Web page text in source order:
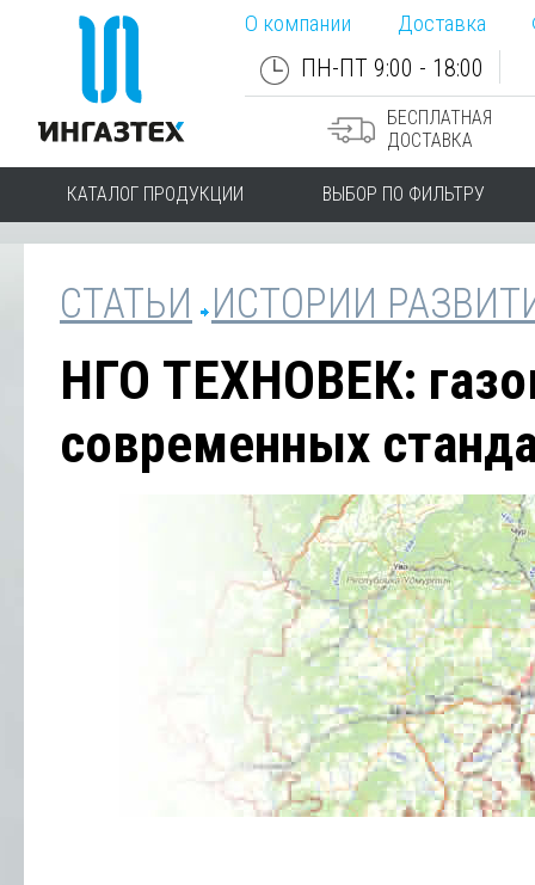
О компании Доставка
ПН-ПТ 9:00 - 18:00
БЕСПЛАТНАЯ
ДОСТАВКА
КАТАЛОГ ПРОДУКЦИИ ВЫБОР ПО ФИЛЬТРУ
СТАТЬИ ИСТОРИИ
НГО ТЕХНОВЕК:
современных